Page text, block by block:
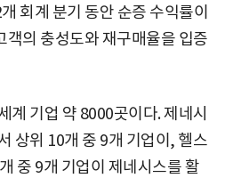
회계 분기 동안 순증 수익률이
의 충성도와 재구매율을 입증
계 기업 약 8000곳이다. 제네시
상위 10개 중 9개 기업이, 헬스
중 9개 기업이 제네시스를 활